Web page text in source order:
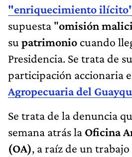
"enriquecimiento
supuesta "omisión
su patrimonio cuando
Presidencia. Se trata de
participación accionaria
Agropecuaria del
Se trata de la denuncia
semana atrás la Oficina
(OA), a raíz de un